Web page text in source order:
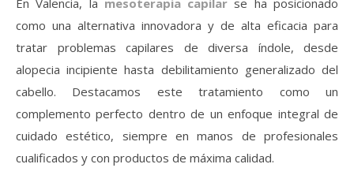
como una alternativa innovadora y de alta eficacia para
tratar problemas capilares de diversa índole, desde
alopecia incipiente hasta debilitamiento generalizado del
cabello. Destacamos este tratamiento como un
complemento perfecto dentro de un enfoque integral de
cuidado estético, siempre en manos de profesionales
cualificados y con productos de máxima calidad.